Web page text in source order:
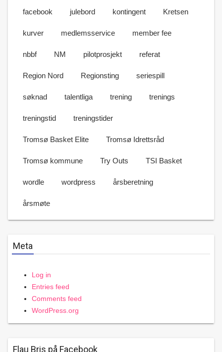
facebook julebord kontingent Kretsen
kurver medlemsservice member fee
nbbf NM pilotprosjekt referat
Region Nord Regionsting seriespill
søknad talentliga trening trenings
treningstid treningstider
Tromsø Basket Elite Tromsø Idrettsråd
Tromsø kommune Try Outs TSI Basket
wordle wordpress årsberetning
årsmøte
Meta
Log in
Entries feed
Comments feed
WordPress.org
Flau Bris på Facebook